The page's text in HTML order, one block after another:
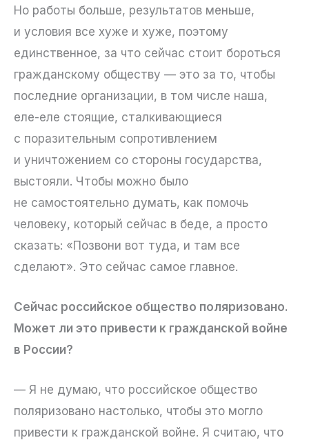
Но работы больше, результатов меньше,
и условия все хуже и хуже, поэтому
единственное, за что сейчас стоит бороться
гражданскому обществу — это за то, чтобы
последние организации, в том числе наша,
еле-еле стоящие, сталкивающиеся
с поразительным сопротивлением
и уничтожением со стороны государства,
выстояли. Чтобы можно было
не самостоятельно думать, как помочь
человеку, который сейчас в беде, а просто
сказать: «Позвони вот туда, и там все
сделают». Это сейчас самое главное.
Сейчас российское общество поляризовано.
Может ли это привести к гражданской войне
в России?
— Я не думаю, что российское общество
поляризовано настолько, чтобы это могло
привести к гражданской войне. Я считаю, что